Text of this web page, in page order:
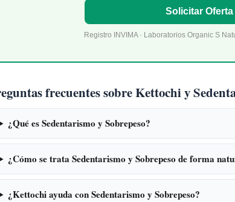
Solicitar
Registro INVIMA · Laboratorios Organic S
frecuentes sobre Kettochi y
¿Qué es Sedentarismo y Sobrepeso?
¿Cómo se trata Sedentarismo y Sobrepeso de forma
¿Kettochi ayuda con Sedentarismo y Sobrepeso?